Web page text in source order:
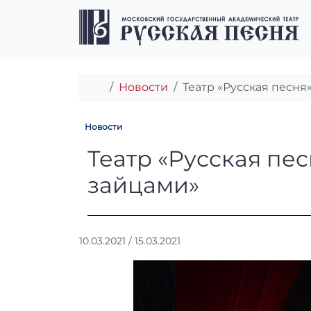
Перейти к содержимому
Перейти к футеру
Главная
Новости Театр «Русская
Новости
Театр
Театр «Русская
зайцами»
10.03.2021 / 15.03.2021